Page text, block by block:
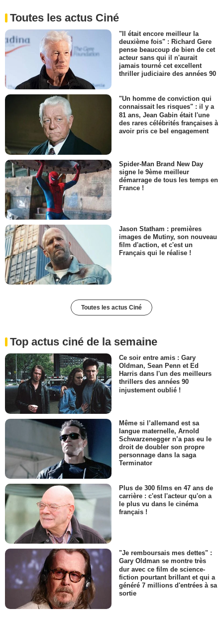
Toutes les actus Ciné
"Il était encore meilleur la
deuxième fois" : Richard Gere
pense beaucoup de bien de cet
acteur sans qui il n'aurait
jamais tourné cet excellent
thriller judiciaire des années 90
"Un homme de conviction qui
connaissait les risques" : il y a
81 ans, Jean Gabin était l'une
des rares célébrités françaises à
avoir pris ce bel engagement
Spider-Man Brand New Day
signe le 9ème meilleur
démarrage de tous les temps en
France !
Jason Statham : premières
images de Mutiny, son nouveau
film d'action, et c'est un
Français qui le réalise !
Toutes les actus Ciné
Top actus ciné de la semaine
Ce soir entre amis : Gary
Oldman, Sean Penn et Ed
Harris dans l'un des meilleurs
thrillers des années 90
injustement oublié !
Même si l’allemand est sa
langue maternelle, Arnold
Schwarzenegger n’a pas eu le
droit de doubler son propre
personnage dans la saga
Terminator
Plus de 300 films en 47 ans de
carrière : c'est l'acteur qu'on a
le plus vu dans le cinéma
français !
"Je remboursais mes dettes" :
Gary Oldman se montre très
dur avec ce film de science-
fiction pourtant brillant et qui a
généré 7 millions d'entrées à sa
sortie